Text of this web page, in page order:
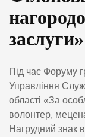
заслуги»
Під час Форуму
Управління
області «За
волонтер,
Нагрудний знак